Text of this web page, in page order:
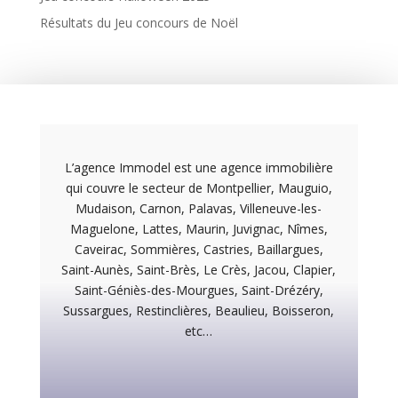
Résultats du Jeu concours de Noël
L’agence Immodel est une agence immobilière
qui couvre le secteur de Montpellier, Mauguio,
Mudaison, Carnon, Palavas, Villeneuve-les-
Maguelone, Lattes, Maurin, Juvignac, Nîmes,
Caveirac, Sommières, Castries, Baillargues,
Saint-Aunès, Saint-Brès, Le Crès, Jacou, Clapier,
Saint-Géniès-des-Mourgues, Saint-Drézéry,
Sussargues, Restinclières, Beaulieu, Boisseron,
etc…